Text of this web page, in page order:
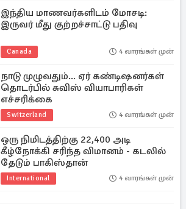
இந்திய மாணவர்களிடம் மோசடி:
இருவர் மீது குற்றச்சாட்டு பதிவு
Canada 4 வாரங்கள் முன்
நாடு முழுவதும்... ஏர் கண்டிஷனர்கள்
தொடர்பில் சுவிஸ் வியாபாரிகள்
எச்சரிக்கை
Switzerland 4 வாரங்கள் முன்
ஒரு நிமிடத்திற்கு 22,400 அடி
கீழ்நோக்கி சரிந்த விமானம் - கடலில்
தேடும் பாகிஸ்தான்
International 4 வாரங்கள் முன்